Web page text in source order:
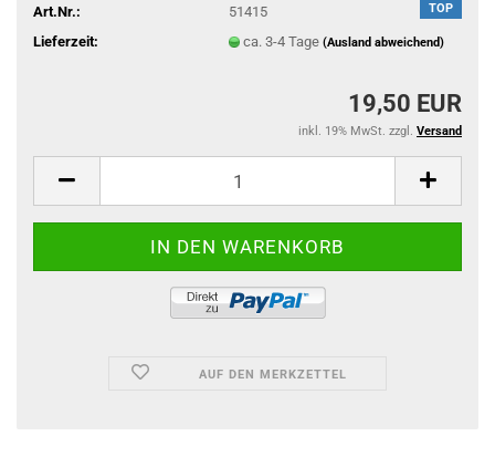
TOP
Art.Nr.:
51415
Lieferzeit:
ca. 3-4 Tage (Ausland abweichend)
19,50 EUR
inkl. 19% MwSt. zzgl. Versand
AUF DEN MERKZETTEL